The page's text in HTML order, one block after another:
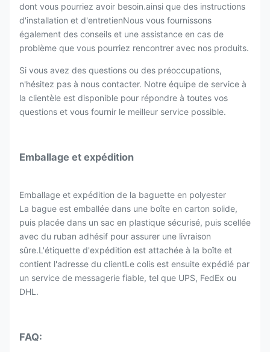
dont vous pourriez avoir besoin.ainsi que des instructions
d'installation et d'entretienNous vous fournissons
également des conseils et une assistance en cas de
problème que vous pourriez rencontrer avec nos produits.
Si vous avez des questions ou des préoccupations,
n'hésitez pas à nous contacter. Notre équipe de service à
la clientèle est disponible pour répondre à toutes vos
questions et vous fournir le meilleur service possible.
Emballage et expédition
Emballage et expédition de la baguette en polyester
La bague est emballée dans une boîte en carton solide,
puis placée dans un sac en plastique sécurisé, puis scellée
avec du ruban adhésif pour assurer une livraison
sûre.L'étiquette d'expédition est attachée à la boîte et
contient l'adresse du clientLe colis est ensuite expédié par
un service de messagerie fiable, tel que UPS, FedEx ou
DHL.
FAQ: